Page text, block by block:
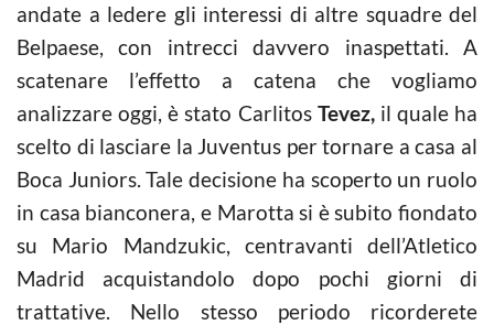
andate a ledere gli interessi di altre squadre del
Belpaese, con intrecci davvero inaspettati. A
scatenare l’effetto a catena che vogliamo
analizzare oggi, è stato Carlitos Tevez,il quale ha
scelto di lasciare la Juventus per tornare a casa al
Boca Juniors. Tale decisione ha scoperto un ruolo
in casa bianconera, e Marotta si è subito fiondato
su Mario Mandzukic, centravanti dell’Atletico
Madrid acquistandolo dopo pochi giorni di
trattative. Nello stesso periodo ricorderete